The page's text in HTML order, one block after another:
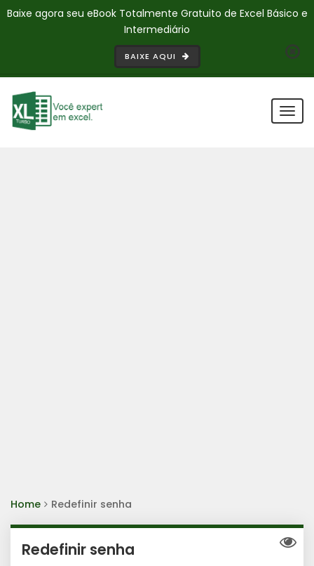
Baixe agora seu eBook Totalmente Gratuito de Excel Básico e
Intermediário
BAIXE AQUI
Home Redefinir senha
Redefinir senha